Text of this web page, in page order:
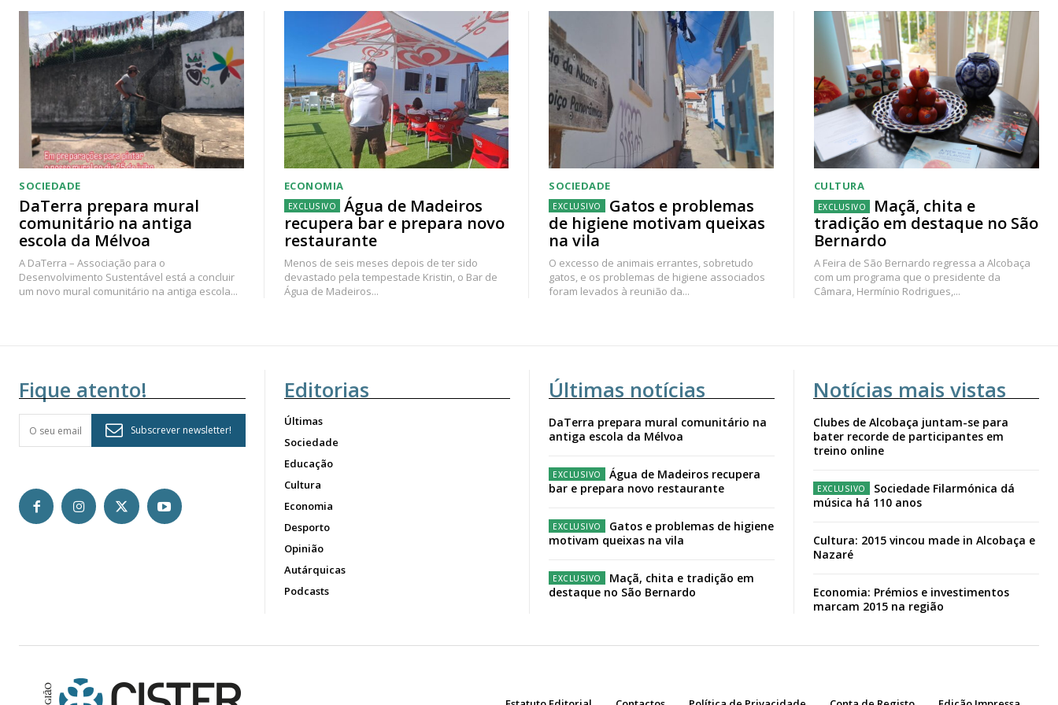
SOCIEDADE
DaTerra prepara mural
comunitário na antiga
escola da Mélvoa
A DaTerra – Associação para o
Desenvolvimento Sustentável está a concluir
um novo mural comunitário na antiga escola...
ECONOMIA
Água de Madeiros
recupera bar e prepara novo
restaurante
Menos de seis meses depois de ter sido
devastado pela tempestade Kristin, o Bar de
Água de Madeiros...
SOCIEDADE
Gatos e problemas
de higiene motivam queixas
na vila
O excesso de animais errantes, sobretudo
gatos, e os problemas de higiene associados
foram levados à reunião da...
CULTURA
Maçã, chita e
tradição em destaque no São
Bernardo
A Feira de São Bernardo regressa a Alcobaça
com um programa que o presidente da
Câmara, Hermínio Rodrigues,...
Fique atento!
Subscrever newsletter!
Editorias
Últimas
Sociedade
Educação
Cultura
Economia
Desporto
Opinião
Autárquicas
Podcasts
Últimas notícias
DaTerra prepara mural comunitário na
antiga escola da Mélvoa
Água de Madeiros recupera
bar e prepara novo restaurante
Gatos e problemas de higiene
motivam queixas na vila
Maçã, chita e tradição em
destaque no São Bernardo
Notícias mais vistas
Clubes de Alcobaça juntam-se para
bater recorde de participantes em
treino online
Sociedade Filarmónica dá
música há 110 anos
Cultura: 2015 vincou made in Alcobaça e
Nazaré
Economia: Prémios e investimentos
marcam 2015 na região